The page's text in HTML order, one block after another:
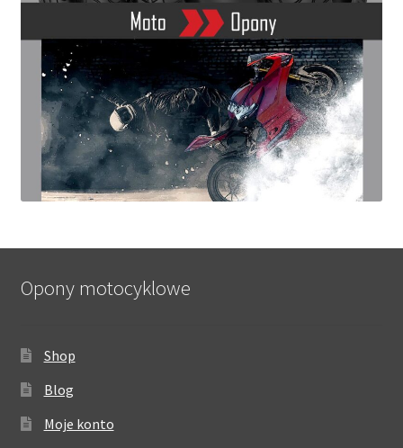
Opony motocyklowe
Shop
Blog
Moje konto